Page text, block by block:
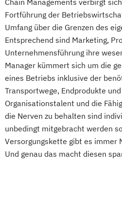
Transport und
Transportwirtschaft und
Chain Managements verbirgt
Fortführung der
Umfang über die Grenzen des
Entsprechend sind Marketing,
Unternehmensführung ihre
Manager kümmert sich um die
eines Betriebs inklusive der
Transportwege, Endprodukte
Organisationstalent und die
die Nerven zu behalten sind
unbedingt mitgebracht werden
Versorgungskette gibt es immer
Und genau das macht diesen